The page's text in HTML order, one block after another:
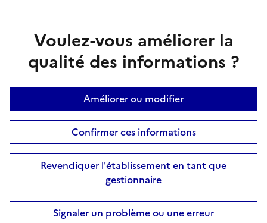
Voulez-vous améliorer la
qualité des informations ?
Améliorer ou modifier
Confirmer ces informations
Revendiquer l'établissement en tant que
gestionnaire
Signaler un problème ou une erreur